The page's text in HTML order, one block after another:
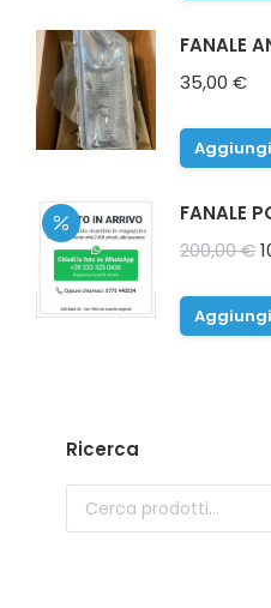
FANALE
35,00 €
FANALE
200,00€Il
Ricerca